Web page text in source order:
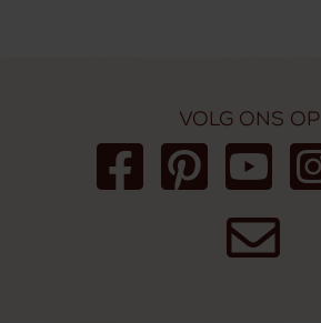
Volg ons op